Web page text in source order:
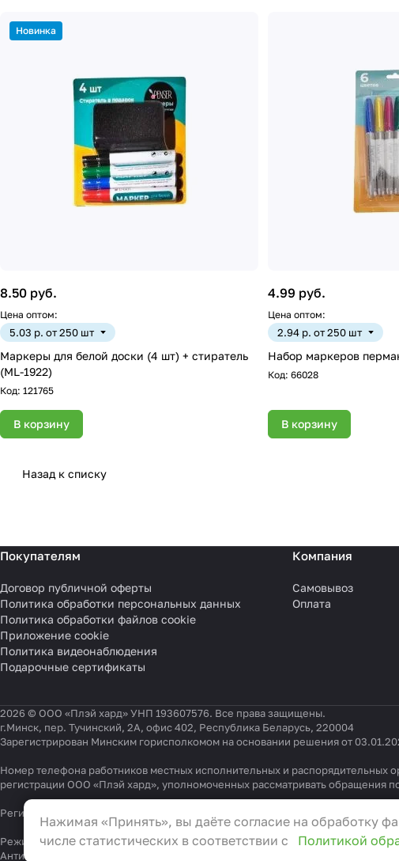
Новинка
8.50 руб.
Цена оптом:
5.03 р. от 250 шт
Маркеры для белой доски (4 шт) + стиратель
(ML-1922)
Код: 121765
В корзину
4.99 руб.
Цена оптом:
2.94 р. от 250 шт
Набор маркеров
Код: 66028
В корзину
Назад к списку
Покупателям
Договор публичной оферты
Политика обработки персональных данных
Политика обработки файлов cookie
Приложение cookie
Политика видеонаблюдения
Подарочные сертификаты
Компания
Самовывоз
Оплата
2026 © ООО «Плэй хард» УНП 193607576. Все права защищены.
г.Минск, пер. Тучинский, 2А, офис 402, Республика Беларусь, 220004
Зарегистрирован Минским горисполкомом на основании решения от
Номер телефона работников местных исполнительных и распорядительных
регистрации ООО «Плэй хард», уполномоченных рассматривать обращения
Регистрационный номер в Торговом реестре Республики Беларусь 541404 от
Режим работы "горячей линии": 9:00 – 17:30, Тел.:+375 (29) 337-33-00, e-mail:
Антикоррупционная политика
Функциональные
Нажимая «Принять», вы даёте согласие на обработку
числе статистических в соответствии с
Политикой